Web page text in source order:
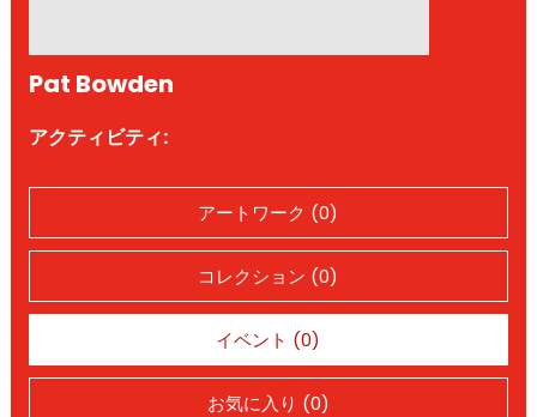
Pat Bowden
アクティビティ:
アートワーク (0)
コレクション (0)
イベント (0)
お気に入り (0)